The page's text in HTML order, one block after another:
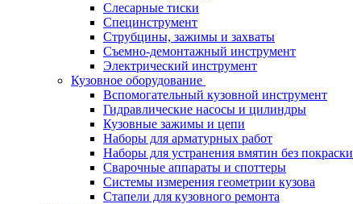
Слесарные тиски
Специнструмент
Струбцины, зажимы и захваты
Съемно-демонтажный инструмент
Электрический инструмент
Кузовное оборудование
Вспомогательный кузовной инструмент
Гидравлические насосы и цилиндры
Кузовные зажимы и цепи
Наборы для арматурных работ
Наборы для устранения вмятин без покраски
Сварочные аппараты и споттеры
Системы измерения геометрии кузова
Стапели для кузовного ремонта